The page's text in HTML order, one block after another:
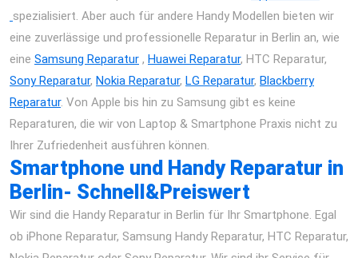
spezialisiert. Aber auch für andere Handy Modellen bieten wir
eine zuverlässige und professionelle Reparatur in Berlin an, wie
eine Samsung Reparatur , Huawei Reparatur, HTC Reparatur,
Sony Reparatur, Nokia Reparatur, LG Reparatur, Blackberry
Reparatur. Von Apple bis hin zu Samsung gibt es keine
Reparaturen, die wir von Laptop & Smartphone Praxis nicht zu
Ihrer Zufriedenheit ausführen können.
Smartphone und Handy Reparatur in
Berlin- Schnell&Preiswert
Wir sind die Handy Reparatur in Berlin für Ihr Smartphone. Egal
ob iPhone Reparatur, Samsung Handy Reparatur, HTC Reparatur,